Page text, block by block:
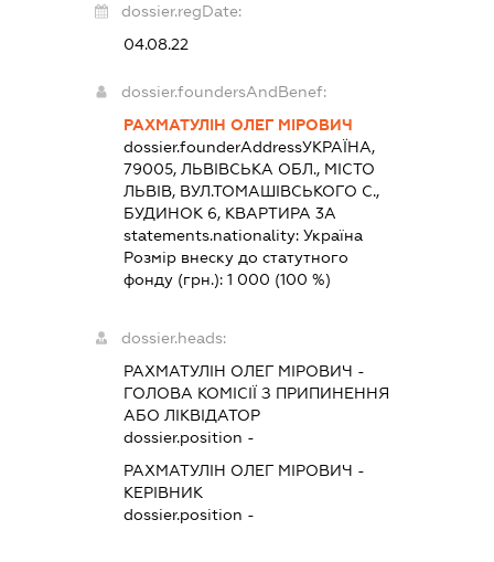
dossier.regDate:
04.08.22
dossier.foundersAndBenef:
РАХМАТУЛІН ОЛЕГ МІРОВИЧ
dossier.founderAddressУКРАЇНА,
79005, ЛЬВІВСЬКА ОБЛ., МІСТО
ЛЬВІВ, ВУЛ.ТОМАШІВСЬКОГО С.,
БУДИНОК 6, КВАРТИРА 3А
statements.nationality: Україна
Розмір внеску до статутного
фонду (грн.): 1 000 (100 %)
dossier.heads:
РАХМАТУЛІН ОЛЕГ МІРОВИЧ -
ГОЛОВА КОМІСІЇ З ПРИПИНЕННЯ
АБО ЛІКВІДАТОР
dossier.position -
РАХМАТУЛІН ОЛЕГ МІРОВИЧ -
КЕРІВНИК
dossier.position -